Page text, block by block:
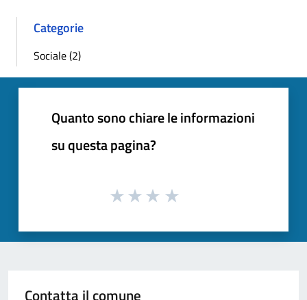
Categorie
Sociale (2)
Quanto sono chiare le informazioni
su questa pagina?
Contatta il comune